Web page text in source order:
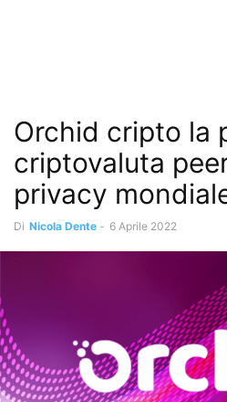
Orchid cripto la
criptovaluta
privacy
Di Nicola Dente - 6 Aprile 2022